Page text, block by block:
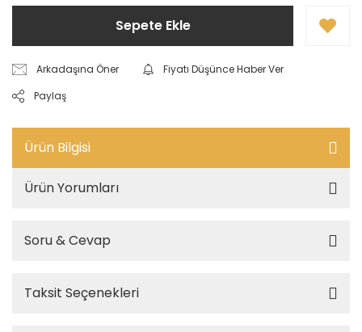
Sepete Ekle
Arkadaşına Öner
Fiyatı Düşünce Haber Ver
Paylaş
Ürün Bilgisi
Ürün Yorumları
Soru & Cevap
Taksit Seçenekleri